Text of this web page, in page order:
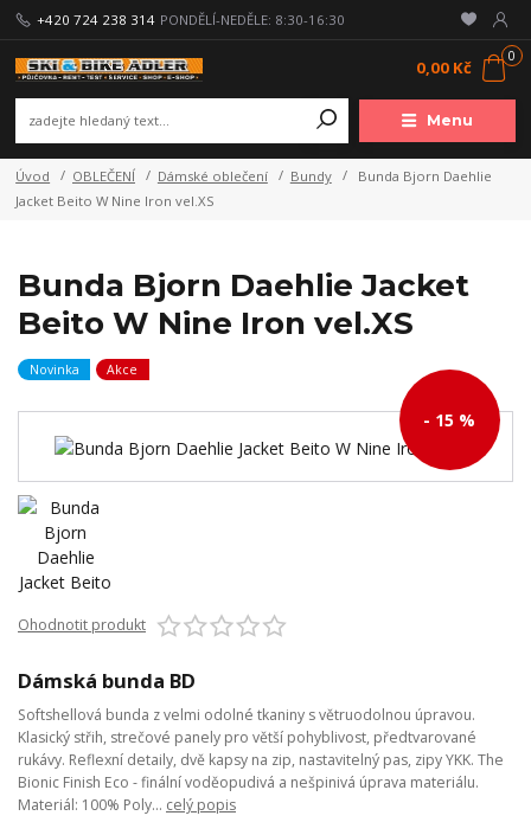
Menu
+420 724 238 314 PONDĚLÍ-NEDĚLE: 8:30-16:30
0
0,00 Kč
Úvod OBLEČENÍ Dámské oblečení Bundy
Bunda Bjorn Daehlie
Jacket Beito W Nine Iron vel.XS
Bunda Bjorn Daehlie Jacket
Beito W Nine Iron vel.XS
Novinka Akce
- 15 %
Ohodnotit produkt
Dámská bunda BD
Softshellová bunda z velmi odolné tkaniny s větruodolnou úpravou.
Klasický střih, strečové panely pro větší pohyblivost, předtvarované
rukávy. Reflexní detaily, dvě kapsy na zip, nastavitelný pas, zipy YKK. The
Bionic Finish Eco - finální voděopudivá a nešpinivá úprava materiálu.
Materiál: 100% Poly... celý popis